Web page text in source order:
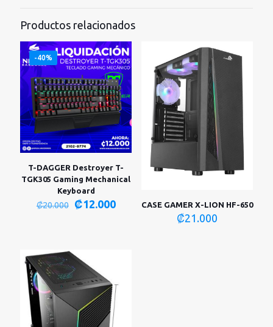
Productos relacionados
-40%
T-DAGGER Destroyer T-
TGK305 Gaming Mechanical
Keyboard
₡20.000
El
₡12.000El
CASE GAMER X-LION HF-650
₡21.000